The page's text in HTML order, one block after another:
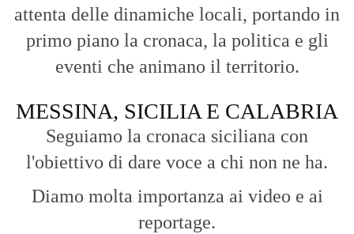
attenta delle dinamiche locali, portando in
primo piano la cronaca, la politica e gli
eventi che animano il territorio.
MESSINA, SICILIA E CALABRIA
Seguiamo la cronaca siciliana con
l'obiettivo di dare voce a chi non ne ha.
Diamo molta importanza ai video e ai
reportage.